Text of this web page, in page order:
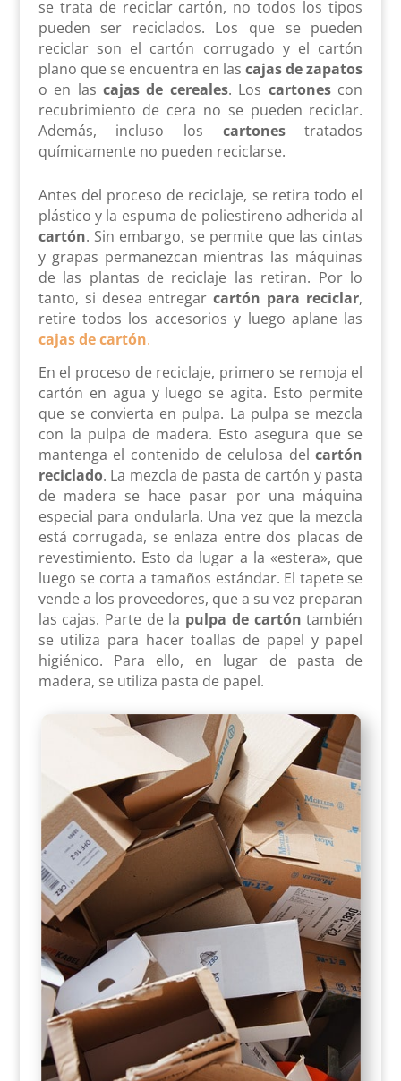
se trata de reciclar cartón, no todos los tipos
pueden ser reciclados. Los que se pueden
reciclar son el cartón corrugado y el cartón
plano que se encuentra en lascajas de zapatos
o en lascajas de cereales. Los cartonescon
recubrimiento de cera no se pueden reciclar.
Además, incluso los cartonestratados
químicamente no pueden reciclarse.
Antes del proceso de reciclaje, se retira todo el
plástico y la espuma de poliestireno adherida al
cartón. Sin embargo, se permite que las cintas
y grapas permanezcan mientras las máquinas
de las plantas de reciclaje las retiran. Por lo
tanto, si desea entregarcartón para reciclar,
retire todos los accesorios y luego aplane las
cajas de cartón.
En el proceso de reciclaje, primero se remoja el
cartón en agua y luego se agita. Esto permite
que se convierta en pulpa. La pulpa se mezcla
con la pulpa de madera. Esto asegura que se
mantenga el contenido de celulosa delcartón
reciclado. La mezcla de pasta de cartón y pasta
de madera se hace pasar por una máquina
especial para ondularla. Una vez que la mezcla
está corrugada, se enlaza entre dos placas de
revestimiento. Esto da lugar a la «estera», que
luego se corta a tamaños estándar. El tapete se
vende a los proveedores, que a su vez preparan
las cajas. Parte de la pulpa de cartón también
se utiliza para hacer toallas de papel y papel
higiénico. Para ello, en lugar de pasta de
madera, se utiliza pasta de papel.